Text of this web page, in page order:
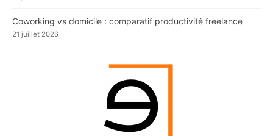
Coworking vs domicile : comparatif productivité freelance
21 juillet 2026